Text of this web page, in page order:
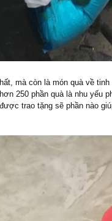
mà còn là món quà về
250 phần quà là nhu
trao tặng sẽ phần nào